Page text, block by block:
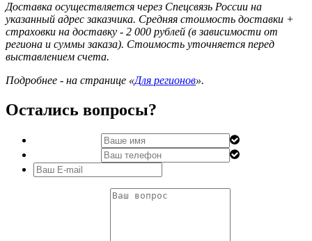
Доставка осуществляется через Спецсвязь России на
указанный адрес заказчика. Средняя стоимость доставки +
страховки на доставку - 2 000 рублей (в зависимости от
региона и суммы заказа). Стоимость уточняется перед
выставлением счета.
Подробнее - на странице «Для регионов».
Остались вопросы?